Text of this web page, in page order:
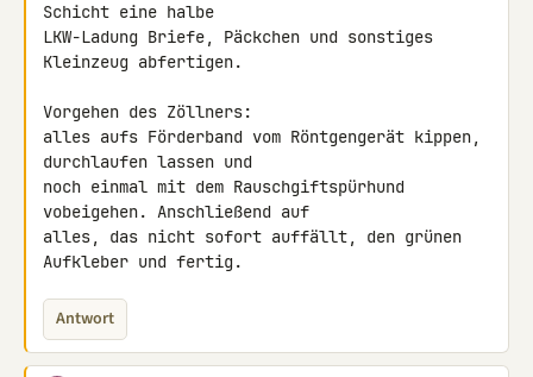
Schicht eine halbe
LKW-Ladung Briefe, Päckchen und sonstiges
Kleinzeug abfertigen.
Vorgehen des Zöllners:
alles aufs Förderband vom Röntgengerät kippen,
durchlaufen lassen und
noch einmal mit dem Rauschgiftspürhund
vobeigehen. Anschließend auf
alles, das nicht sofort auffällt, den grünen
Aufkleber und fertig.
Antwort